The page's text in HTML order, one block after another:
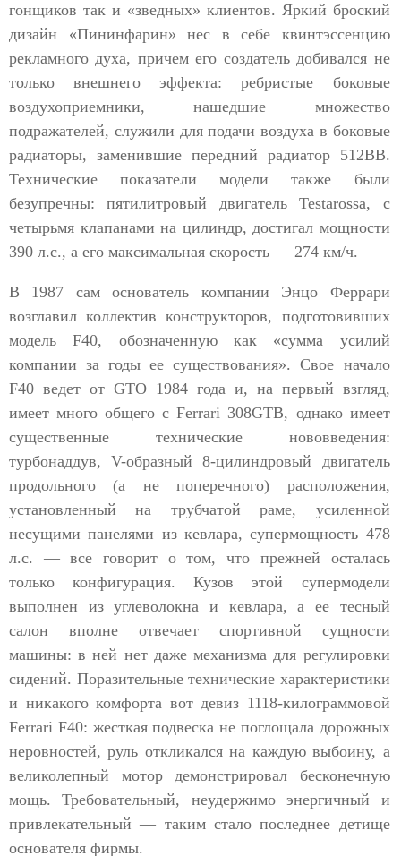
гонщиков так и «зведных» клиентов. Яркий броский
дизайн «Пининфарин» нес в себе квинтэссенцию
рекламного духа, причем его создатель добивался не
только внешнего эффекта: ребристые боковые
воздухоприемники, нашедшие множество
подражателей, служили для подачи воздуха в боковые
радиаторы, заменившие передний радиатор 512BB.
Технические показатели модели также были
безупречны: пятилитровый двигатель Testarossa, с
четырьмя клапанами на цилиндр, достигал мощности
390 л.с., а его максимальная скорость — 274 км/ч.
В 1987 сам основатель компании Энцо Феррари
возглавил коллектив конструкторов, подготовивших
модель F40, обозначенную как «сумма усилий
компании за годы ее существования». Свое начало
F40 ведет от GTO 1984 года и, на первый взгляд,
имеет много общего с Ferrari 308GTB, однако имеет
существенные технические нововведения:
турбонаддув, V-образный 8-цилиндровый двигатель
продольного (а не поперечного) расположения,
установленный на трубчатой раме, усиленной
несущими панелями из кевлара, супермощность 478
л.с. — все говорит о том, что прежней осталась
только конфигурация. Кузов этой супермодели
выполнен из углеволокна и кевлара, а ее тесный
салон вполне отвечает спортивной сущности
машины: в ней нет даже механизма для регулировки
сидений. Поразительные технические характеристики
и никакого комфорта вот девиз 1118-килограммовой
Ferrari F40: жесткая подвеска не поглощала дорожных
неровностей, руль откликался на каждую выбоину, а
великолепный мотор демонстрировал бесконечную
мощь. Требовательный, неудержимо энергичный и
привлекательный — таким стало последнее детище
основателя фирмы.